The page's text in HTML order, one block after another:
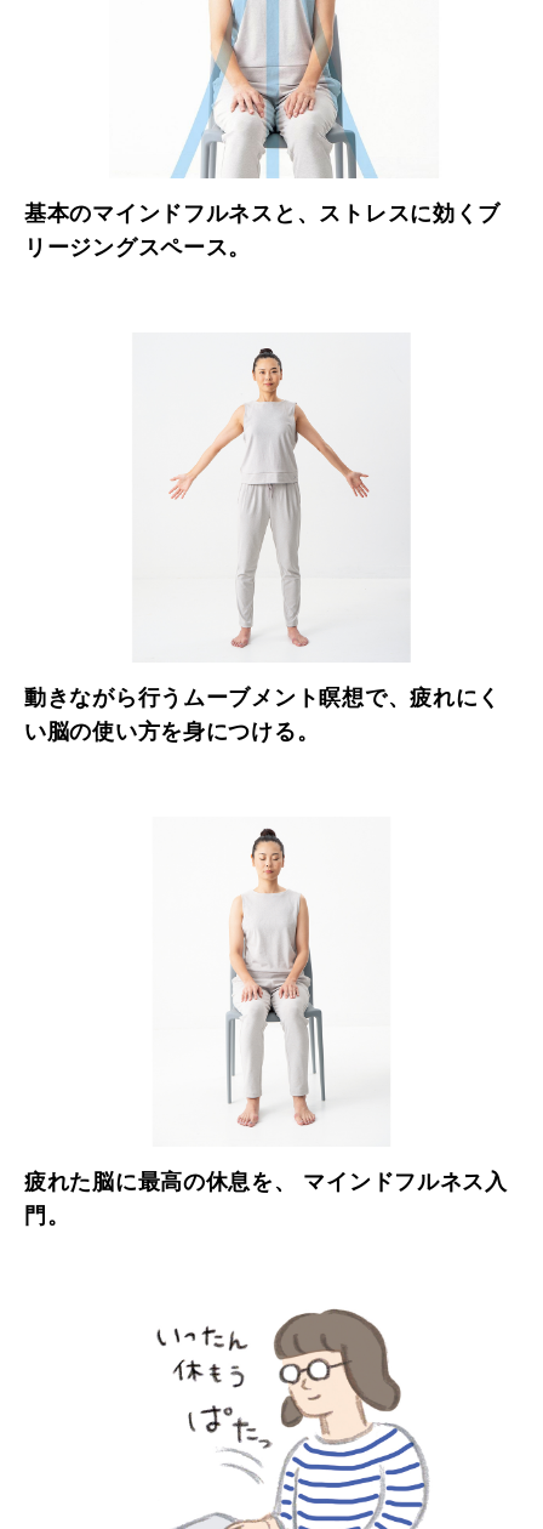
基本のマインドフルネスと、ストレスに効くブ
リージングスペース。
動きながら行うムーブメント瞑想で、疲れにく
い脳の使い方を身につける。
疲れた脳に最高の休息を、 マインドフルネス入
門。